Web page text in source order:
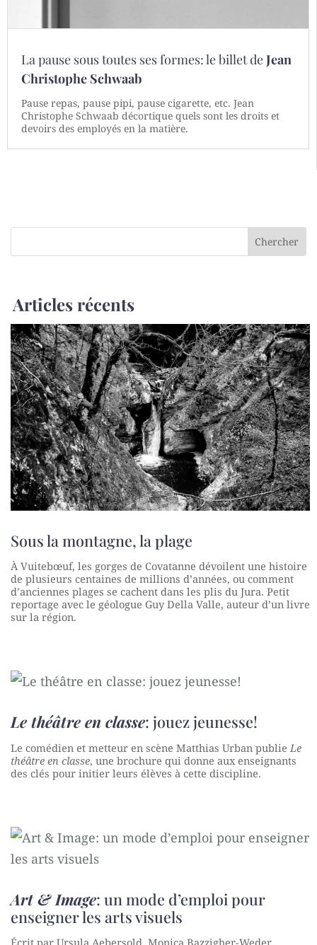
La pause sous toutes ses formes: le billet deJean
Christophe Schwaab
Pause repas, pause pipi, pause cigarette, etc. Jean
Christophe Schwaab décortique quels sont les droits et
devoirs des employés en la matière.
Articles récents
Sous la montagne, la plage
À Vuitebœuf, les gorges de Covatanne dévoilent une histoire
de plusieurs centaines de millions d’années, ou comment
d’anciennes plages se cachent dans les plis du Jura. Petit
reportage avec le géologue Guy Della Valle, auteur d’un livre
sur la région.
Le théâtre en classe: jouez jeunesse!
Le comédien et metteur en scène Matthias Urban publie Le
théâtre en classe, une brochure qui donne aux enseignants
des clés pour initier leurs élèves à cette discipline.
Art & Image: un mode d’emploi pour
enseigner les arts visuels